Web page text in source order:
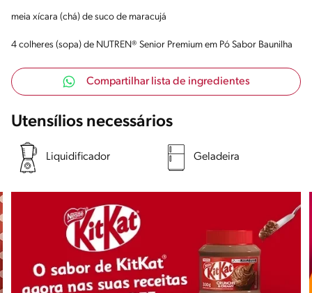
meia xícara (chá) de suco de maracujá
4 colheres (sopa) de NUTREN® Senior Premium em Pó Sabor Baunilha
Compartilhar lista de ingredientes
Utensílios necessários
Liquidificador Geladeira